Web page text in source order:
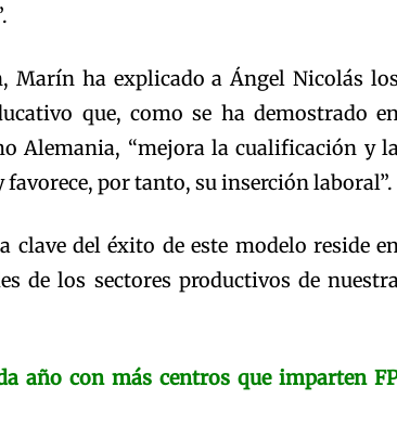
Marín ha explicado a Ángel Nicolás los
que, como se ha demostrado
Alemania, “mejora la cualificación y
por tanto, su inserción laboral”.
del éxito de este modelo reside
de los sectores productivos de
año con más centros que imparten